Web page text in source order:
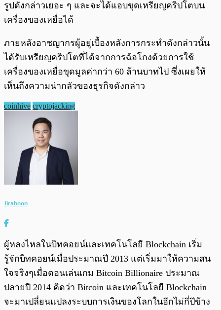
รูปดังกล่าวเยอะ ๆ และจะได้แอบขุดเหรียญคริปโตบน
เครื่องของเหยื่อได้
ภายหลังอาชญากรผู้อยู่เบื้องหลังการกระทำดังกล่าวนั้น
ได้รับเหรียญคริปโตที่ได้จากการฉ้อโกงด้วยการใช้
เครื่องของเหยื่อขุดมูลค่ากว่า 60 ล้านบาทไป ซึ่งเผยให้
เห็นถึงความน่ากลัวของธุรกิจดังกล่าว
coinhive cryptojacking
Jiraboon
ผู้หลงไหลในบิทคอยน์และเทคโนโลยี Blockchain เริ่ม
รู้จักบิทคอยน์เมื่อประมาณปี 2013 แต่เริ่มมาให้ความสน
ใจจริงๆเมื่อตอนเล่นเกม Bitcoin Billionaire ประมาณ
ปลายปี 2014 คิดว่า Bitcoin และเทคโนโลยี Blockchain
จะมาเปลี่ยนแปลงระบบการเงินของโลกในอีกไม่กี่ปีข้าง